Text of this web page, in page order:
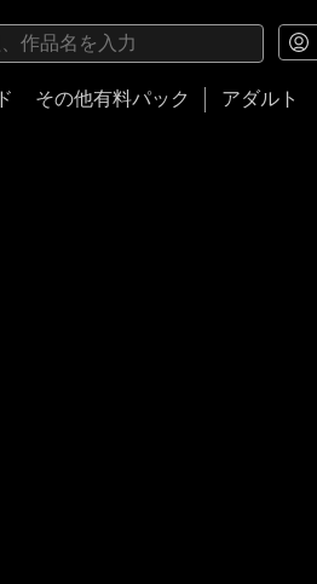
その他有料パック アダルト